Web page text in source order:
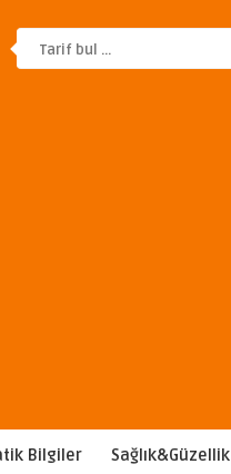
Bilgiler Sağlık&Güzellik